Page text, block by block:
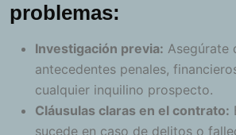
problemas:
Investigación previa: Asegúrate
antecedentes penales,
cualquier inquilino prospecto.
Cláusulas claras en el contrato:
sucede en caso de delitos o